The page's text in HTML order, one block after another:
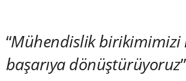
“Mühendislik birikimimizi
başarıya dönüştürüyoruz”